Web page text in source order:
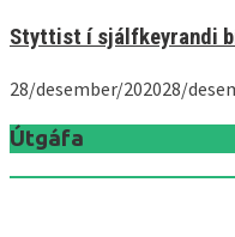
Styttist í sjálfkeyrandi
28/desember/202028/
Útgáfa